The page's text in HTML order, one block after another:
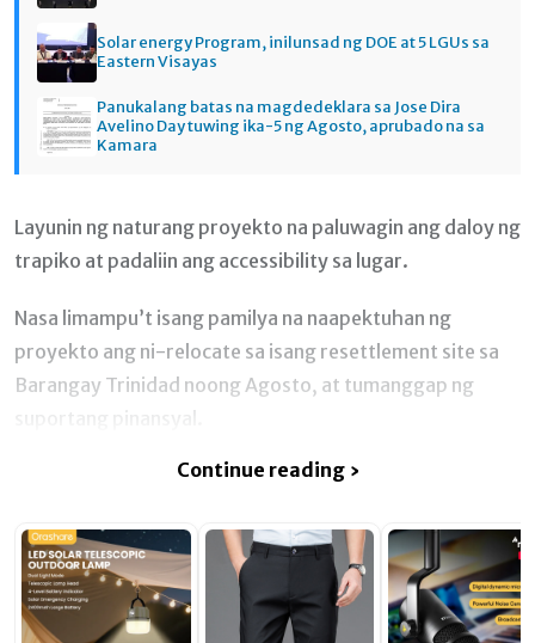
Solar energy Program, inilunsad ng DOE at 5 LGUs sa
Eastern Visayas
Panukalang batas na magdedeklara sa Jose Dira
Avelino Day tuwing ika-5 ng Agosto, aprubado na sa
Kamara
Layunin ng naturang proyekto na paluwagin ang daloy ng
trapiko at padaliin ang accessibility sa lugar.
Nasa limampu’t isang pamilya na naapektuhan ng
proyekto ang ni-relocate sa isang resettlement site sa
Barangay Trinidad noong Agosto, at tumanggap ng
Continue reading ›